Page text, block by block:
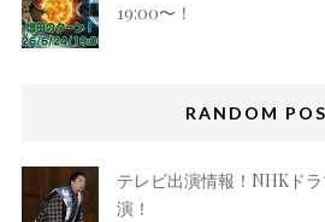
19:00〜！
RANDOM
テレビ出演情報！NHKド
演！